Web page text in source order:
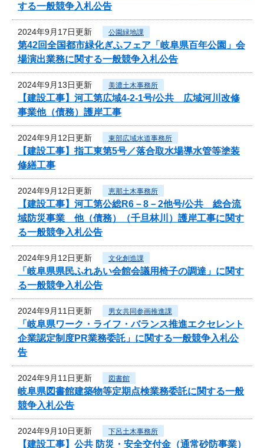
する一般競争入札公告
2024年9月17日更新 公園緑地課
第42回全国都市緑化ぎふフェア「岐阜県百年公園」会
場演出業務に関する一般競争入札公告
2024年9月13日更新 美濃土木事務所
【建設工事】河工第広域4-2-1号/公共 広域河川改修
事業他（債務）護岸工事
2024年9月12日更新 東部広域水道事務所
【建設工事】指工東第5号／落合取水場導水管等塗装
修繕工事
2024年9月12日更新 恵那土木事務所
【建設工事】河工第公総R6－8－2他号/公共 総合流
域防災事業 他（債務）（千旦林川）護岸工事に関す
る一般競争入札公告
2024年9月12日更新 文化創造課
「岐阜県県民ふれあい会館会議用椅子の調達」に関す
る一般競争入札公告
2024年9月11日更新 男女共同参画推進課
「岐阜県ワーク・ライフ・バランス推進エクセレント
企業認定制度PR業務委託」に関する一般競争入札公
告
2024年9月11日更新 図書館
岐阜県図書館建築物等定期点検業務委託に関する一般
競争入札公告
2024年9月10日更新 下呂土木事務所
【建設工事】公共 防災・安全交付金（通常砂防事業）